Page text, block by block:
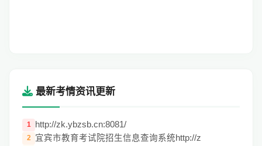
最新考情资讯更新
1 http://zk.ybzsb.cn:8081/
2 宜宾市教育考试院招生信息查询系统http://z